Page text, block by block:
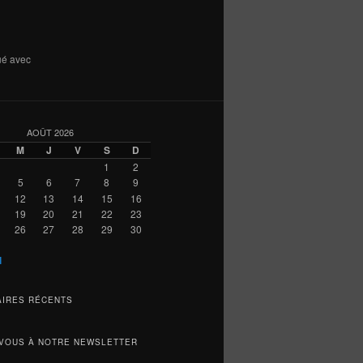
avec
AOÛT 2026
M J V S D
1
2
5 6 7 8
9
12 13 14 15
16
19 20 21 22
23
26 27 28 29
30
RÉCENTS
À NOTRE NEWSLETTER